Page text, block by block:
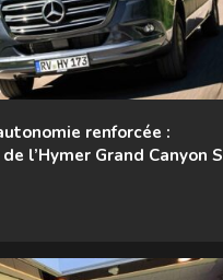
renforcée :
l’Hymer Grand Canyon S